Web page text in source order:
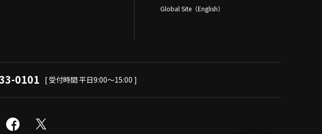
Global Site（English）
0101 [ 受付時間 平日9:00～15:00 ]